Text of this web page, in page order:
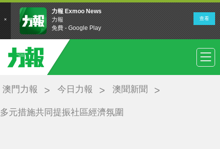
澳門力報 今日力報 澳聞新聞
多元措施共同提振社區經濟氛圍